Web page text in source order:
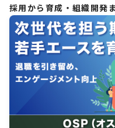
採用から育成・組織開発